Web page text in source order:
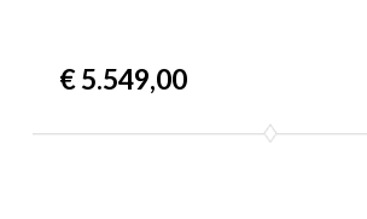
€ 5.549,00